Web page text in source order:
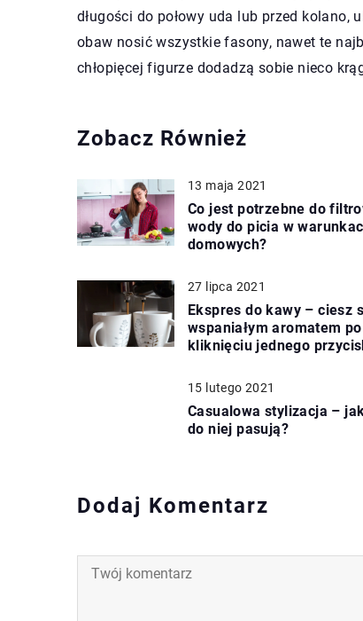
długości do połowy uda lub przed kolano,
obaw nosić wszystkie fasony, nawet te
chłopięcej figurze dodadzą sobie nieco
Zobacz Również
13 maja 2021
Co jest potrzebne do
wody do picia w
domowych?
27 lipca 2021
Ekspres do kawy – ciesz
wspaniałym aromatem po
kliknięciu jednego
15 lutego 2021
Casualowa stylizacja –
do niej pasują?
Dodaj Komentarz